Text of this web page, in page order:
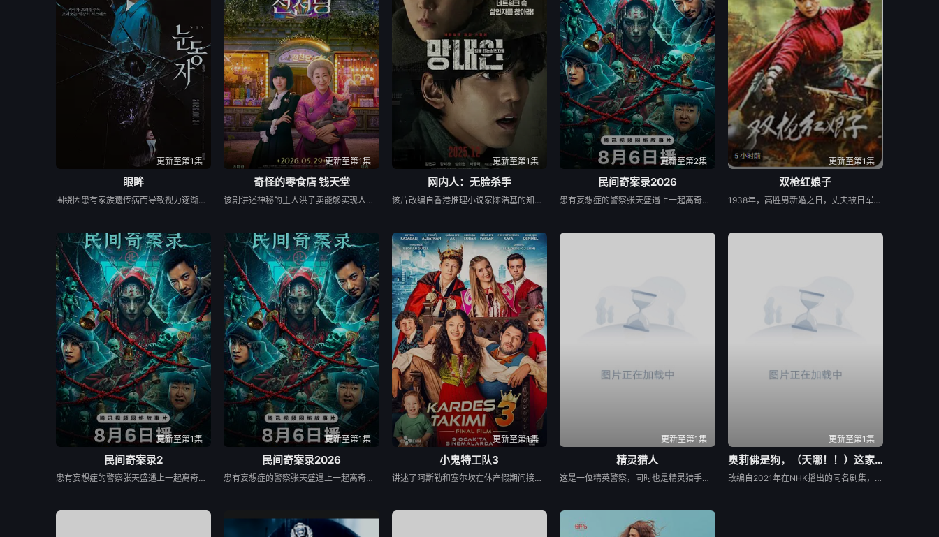
更新至第1集
眼眸
围绕因患有家族遗传病而导致视力逐渐丧失的摄影师瑞真展开。在面对跨越视力障碍、好不容易成为陶艺家却离奇身亡的双胞胎妹妹瑞音时，瑞真孤身一人踏上了挖掘死亡真相的道路，并在黑暗的边缘与隐藏的真相正面交锋。申敏儿在片中一人分饰两角。
更新至第1集
奇怪的零食店 钱天堂
该剧讲述神秘的主人洪子卖能够实现人们愿望的神秘零食，以及人们来到那里展开一段魔法般的故事。
更新至第1集
网内人：无脸杀手
该片改编自香港推理小说家陈浩基的知名小说《网内人》，讲述了私家侦探与委托人联手追查网络杀手的故事。
更新至第2集
民间奇案录2026
患有妄想症的警察张天盛遇上一起离奇的神像杀人事件，勘案过程中，牵引出“婴胎报仇”，“娘娘索命”等一连串妖异事件，张天盛虽被种种诡怪幻象阻碍，却坚信这是藏在迷信后的人为诡计，勇于向封建传统宣战，敢于破除流传已久的迷信糟粕，最终，在战胜妄想症的同时，成功还原真相，伸张正义。
更新至第1集
双枪红娘子
1938年，高胜男新婚之日，丈夫被日军残害，父辈亦遭屠戮。她举枪聚义，屡袭敌寇威震四方，后得八路军指点决心投身革命。日军欲诱杀高胜男，她孤身赴战舍命换乡亲周全。千钧一发间，八路军突袭而至全歼敌寇，高胜男血染沙场，生死未卜……
更新至第1集
民间奇案录2
患有妄想症的警察张天盛遇上一起离奇的神像杀人事件，勘案过程中，牵引出“婴胎报仇”，“娘娘索命”等一连串妖异事件，张天盛虽被种种诡怪幻象阻碍，却坚信这是藏在迷信后的人为诡计，勇于向封建传统宣战，敢于破除流传已久的迷信糟粕，最终，在战胜妄想症的同时，成功还原真相，伸张正义。
更新至第1集
民间奇案录2026
患有妄想症的警察张天盛遇上一起离奇的神像杀人事件，勘案过程中，牵引出“婴胎报仇”，“娘娘索命”等一连串妖异事件，张天盛虽被种种诡怪幻象阻碍，却坚信这是藏在迷信后的人为诡计，勇于向封建传统宣战，敢于破除流传已久的迷信糟粕，最终，在战胜妄想症的同时，成功还原真相，伸张正义。
更新至第1集
小鬼特工队3
讲述了阿斯勒和塞尔坎在休产假期间接到紧急电话，被迫穿越时空，带着孩子们踏上迄今为止最具挑战性的任务。
更新至第1集
精灵猎人
这是一位精英警察，同时也是精灵猎手。在调查一系列血腥谋杀案的过程中，他面临着来自超自然界的威胁。为了维护两个世界的平衡，他必须与精灵之王展开一场激烈的战斗。
更新至第1集
奥莉佛是狗，（天哪！！）这家伙电影版
改编自2021年在NHK播出的同名剧集，只有狭间县警鉴识科警犬组的训犬员青叶一平（池松壮亮 饰）能够看到自己的警犬搭档奥莉佛（小田切让 饰）是一个沉溺于烟酒和女色的中年大叔，穿着狗狗布偶装（在其他人眼里，他是一只普通的狗）。